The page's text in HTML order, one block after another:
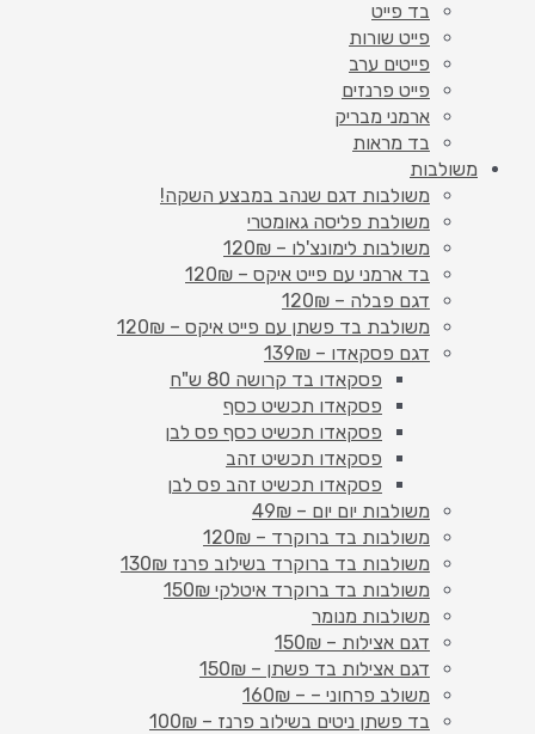
בד פייט
פייט שורות
פייטים ערב
פייט פרנזים
ארמני מבריק
בד מראות
משולבות
משולבות דגם שנהב במבצע השקה!
משולבת פליסה גאומטרי
משולבות לימונצ'לו – 120₪
בד ארמני עם פייט איקס – 120₪
דגם פבלה – 120₪
משולבת בד פשתן עם פייט איקס – 120₪
דגם פסקאדו – 139₪
פסקאדו בד קרושה 80 ש"ח
פסקאדו תכשיט כסף
פסקאדו תכשיט כסף פס לבן
פסקאדו תכשיט זהב
פסקאדו תכשיט זהב פס לבן
משולבות יום יום – 49₪
משולבות בד ברוקרד – 120₪
משולבות בד ברוקרד בשילוב פרנז 130₪
משולבות בד ברוקרד איטלקי 150₪
משולבות מנומר
דגם אצילות – 150₪
דגם אצילות בד פשתן – 150₪
משולב פרחוני – – 160₪
בד פשתן ניטים בשילוב פרנז – 100₪